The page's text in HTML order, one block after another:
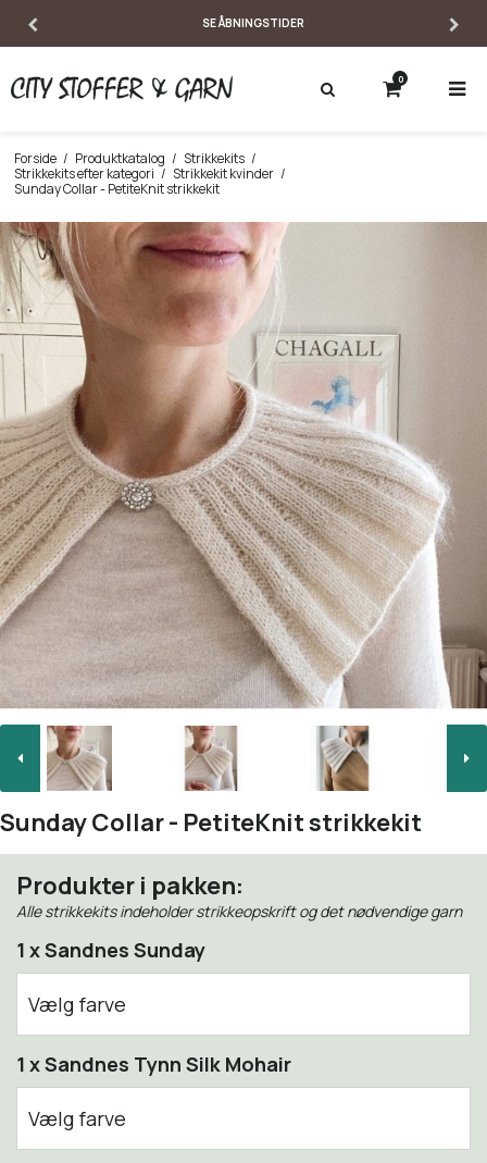
SE ÅBNINGSTIDER
0
Forside / Produktkatalog / Strikkekits /
Strikkekits efter kategori / Strikkekit kvinder /
Sunday Collar - PetiteKnit strikkekit
Sunday Collar - PetiteKnit strikkekit
Produkter i pakken:
Alle strikkekits indeholder strikkeopskrift og det nødvendige garn
1 x Sandnes Sunday
Vælg farve
1001 True White
1012 Whipped Cream
1 x Sandnes Tynn Silk Mohair
Vælg farve